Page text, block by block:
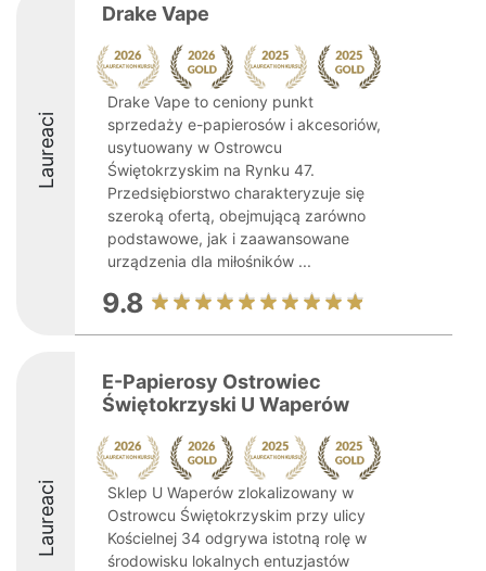
Laureaci
Drake Vape
Drake Vape to ceniony punkt
sprzedaży e-papierosów i akcesoriów,
usytuowany w Ostrowcu
Świętokrzyskim na Rynku 47.
Przedsiębiorstwo charakteryzuje się
szeroką ofertą, obejmującą zarówno
podstawowe, jak i zaawansowane
urządzenia dla miłośników ...
9.8
Laureaci
E-Papierosy Ostrowiec
Świętokrzyski U Waperów
Sklep U Waperów zlokalizowany w
Ostrowcu Świętokrzyskim przy ulicy
Kościelnej 34 odgrywa istotną rolę w
środowisku lokalnych entuzjastów